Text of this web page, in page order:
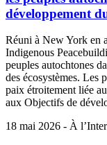
développement
Réuni à New York en
Indigenous
peuples autochtones
des écosystèmes. Les
paix étroitement liée
aux Objectifs de
18 mai 2026 - À